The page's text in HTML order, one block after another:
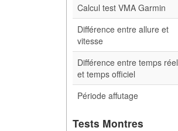
Calcul test VMA Garmin
Différence entre allure et
vitesse
Différence entre temps réel
et temps officiel
Période affutage
Tests Montres